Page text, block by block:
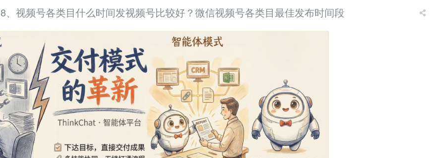
8、视频号各类目什么时间发视频号比较好？微信视频号各类目最佳发布时间段